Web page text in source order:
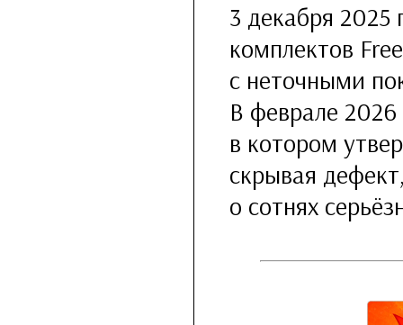
3 декабря 2025
комплектов
с неточными
В феврале
в котором
скрывая
о сотнях